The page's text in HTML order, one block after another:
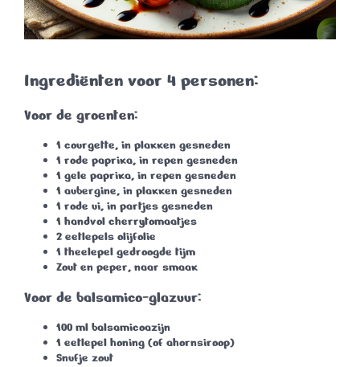
Ingrediënten voor 4 personen:
Voor de groenten:
1 courgette, in plakken gesneden
1 rode paprika, in repen gesneden
1 gele paprika, in repen gesneden
1 aubergine, in plakken gesneden
1 rode ui, in partjes gesneden
1 handvol cherrytomaatjes
2 eetlepels olijfolie
1 theelepel gedroogde tijm
Zout en peper, naar smaak
Voor de balsamico-glazuur:
100 ml balsamicoazijn
1 eetlepel honing (of ahornsiroop)
Snufje zout